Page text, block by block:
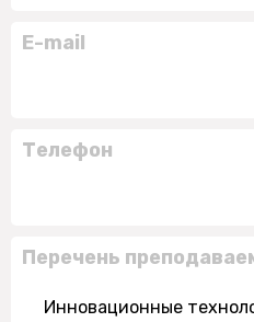
E-mail
Телефон
Перечень
Инновационные